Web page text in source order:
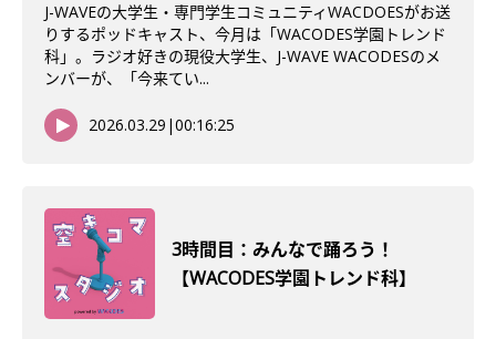
J-WAVEの大学生・専門学生コミュニティWACDOESがお送
りするポッドキャスト、今月は「WACODES学園トレンド
科」。ラジオ好きの現役大学生、J-WAVE WACODESのメ
ンバーが、「今来てい...
2026.03.29 |00:16:25
3時間目：みんなで踊ろう！
【WACODES学園トレンド科】